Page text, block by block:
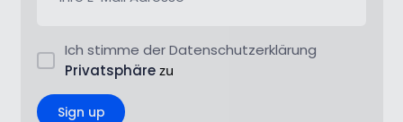
Ich stimme der Datenschutzerklärung
Privatsphäre zu
Sign up